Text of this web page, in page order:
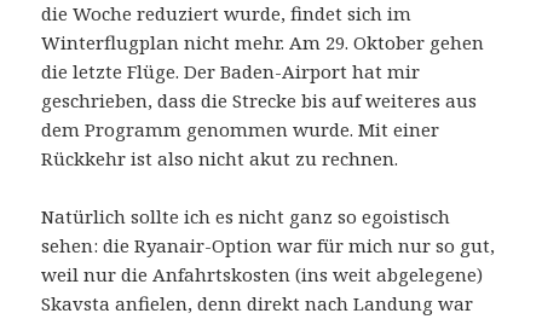
die Woche reduziert wurde, findet sich im
Winterflugplan nicht mehr. Am 29. Oktober gehen
die letzte Flüge. Der Baden-Airport hat mir
geschrieben, dass die Strecke bis auf weiteres aus
dem Programm genommen wurde. Mit einer
Rückkehr ist also nicht akut zu rechnen.
Natürlich sollte ich es nicht ganz so egoistisch
sehen: die Ryanair-Option war für mich nur so gut,
weil nur die Anfahrtskosten (ins weit abgelegene)
Skavsta anfielen, denn direkt nach Landung war